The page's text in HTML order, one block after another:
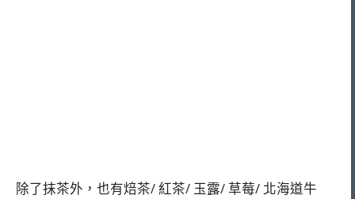
除了抹茶外，也有焙茶/ 紅茶/ 玉露/ 草莓/ 北海道牛